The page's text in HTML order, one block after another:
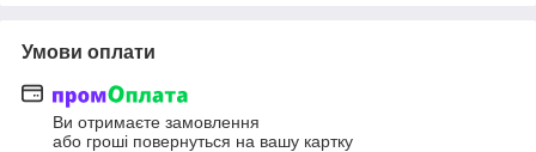
Умови оплати
Ви отримаєте замовлення
або гроші повернуться на вашу картку